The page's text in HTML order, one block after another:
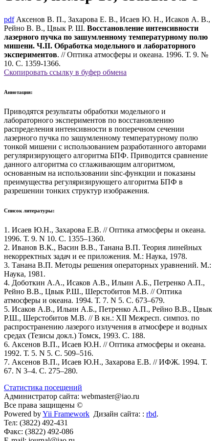
pdf Аксенов В. П., Захарова Е. В., Исаев Ю. Н., Исаков А. В.,
Рейно В. В., Цвык Р. Ш. Восстановление интенсивности
лазерного пучка по зашумленному температурному полю
мишени. Ч.II. Обработка модельного и лабораторного
экспериментов. // Оптика атмосферы и океана. 1996. Т. 9. №
10. С. 1359-1366.
Скопировать ссылку в буфер обмена
Аннотация:
Приводятся результаты обработки модельного и
лабораторного экспериментов по восстановлению
распределения интенсивности в поперечном сечении
лазерного пучка по зашумленному температурному полю
тонкой мишени с использованием разработанного авторами
регуляризирующего алгоритма БПФ. Приводится сравнение
данного алгоритма со сглаживающим алгоритмом,
основанным на использовании sinc-функции и показаны
преимущества регуляризирующего алгоритма БПФ в
разрешении тонких структур изображения.
Список литературы:
1. Исаев Ю.Н., Захарова Е.В. // Оптика атмосферы и океана.
1996. Т. 9. N 10. С. 1355–1360.
2. Иванов В.К., Васин В.В., Танана В.П. Теория линейных
некорректных задач и ее приложения. М.: Наука, 1978.
3. Танана В.П. Методы решения операторных уравнений. М.:
Наука, 1981.
4. Доботкин А.А., Исаков А.В., Ильин А.Б., Петренко А.П.,
Рейно В.В., Цвык Р.Ш., Шерстобитов М.В. // Оптика
атмосферы и океана. 1994. Т. 7. N 5. С. 673–679.
5. Исаков А.В., Ильин А.Б., Петренко А.П., Рейно В.В., Цвык
Р.Ш., Шерстобитов М.В. // В кн.: XII Межресп. симпоз. по
распространению лазерого излучения в атмосфере и водных
средах (Тезисы докл.) Томск, 1993. С. 188.
6. Аксенов В.П., Исаев Ю.Н. // Оптика атмосферы и океана.
1992. Т. 5. N 5. С. 509–516.
7. Аксенов В.П., Исаев Ю.Н., Захарова Е.В. // ИФЖ. 1994. Т.
67. N 3–4. С. 275–280.
Статистика посещений
Администратор сайта: webmaster@iao.ru
Все права защищены ©
Powered byYii Framework Дизайн сайта: : rbd.
Тел: (3822) 492-431
Факс: (3822) 492-086